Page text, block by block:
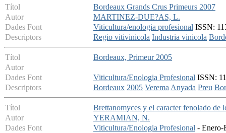
Títol
Bordeaux Grands Crus Primeurs 2007
Autor
MARTINEZ-DUE?AS, L.
Dades Font
Viticultura/enologia profesional ISSN:
Descriptors
Regio vitivinicola Industria vinicola
Títol
Bordeaux, Primeur 2005
Autor
Dades Font
Viticultura/Enologia Profesional ISSN:
Descriptors
Bordeaux 2005 VeremaAnyada Preu
Títol
Brettanomyces y el caracter fenolado de
Autor
YERAMIAN, N.
Dades Font
Viticultura/Enologia Profesional - Enero-